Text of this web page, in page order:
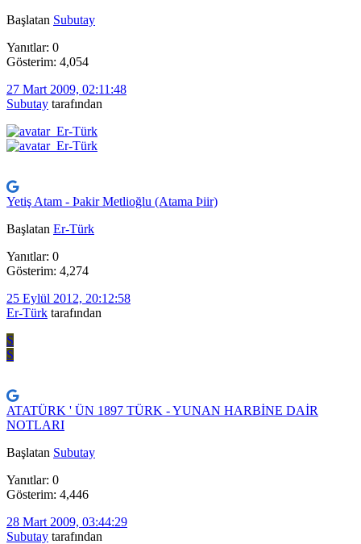
Başlatan Subutay
Yanıtlar: 0
Gösterim: 4,054
27 Mart 2009, 02:11:48
Subutay tarafından
Yetiş Atam - Þakir Metlioğlu (Atama Þiir)
Başlatan Er-Türk
Yanıtlar: 0
Gösterim: 4,274
25 Eylül 2012, 20:12:58
Er-Türk tarafından
S
S
ATATÜRK ' ÜN 1897 TÜRK - YUNAN HARBİNE DAİR
NOTLARI
Başlatan Subutay
Yanıtlar: 0
Gösterim: 4,446
28 Mart 2009, 03:44:29
Subutay tarafından